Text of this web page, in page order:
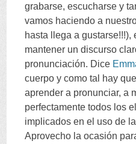
grabarse,escucharse y
vamos haciendo a
hasta llega a gustarse!!!),
mantener un discurso
pronunciación. Dice
cuerpo y como tal hay
aprender a pronunciar,a
perfectamente todos los
implicados en el uso de
Aprovecho la ocasión